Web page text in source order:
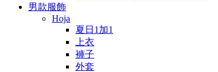
男款服飾
Hoja
夏日1加1
上衣
褲子
外套